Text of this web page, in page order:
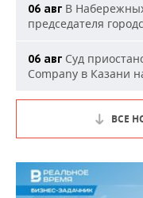
06 авг В
председателя
06 авг Суд
Company в Казани
ВСЕ